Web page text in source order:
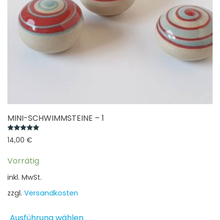
gewählt
werden
MINI-SCHWIMMSTEINE – 1
14,00 €
Vorrätig
inkl. MwSt.
zzgl. Versandkosten